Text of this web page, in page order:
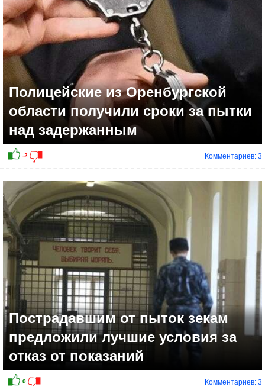
+1
Полицейские из Оренбургской
области получили сроки за пытки
над задержанным
Комментариев: 3
Пострадавшим от пыток зекам
предложили лучшие условия за
отказ от показаний
Комментариев: 3